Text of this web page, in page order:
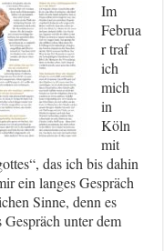
Im
Februa
r traf
ich
mich
in
Köln
mit
das ich bis dahin
ein langes Gespräch
Sinne, denn es
unter dem